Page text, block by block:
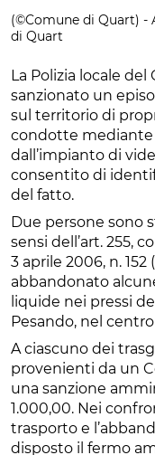
(©Comune di Quart)
di Quart
La Polizia locale
sanzionato un
sul territorio di
condotte mediante
dall’impianto di
consentito di
del fatto.
Due persone sono
sensi dell’art. 255,
3 aprile 2006, n.
abbandonato
liquide nei pressi
Pesando, nel
A ciascuno dei
provenienti da un
una sanzione
1.000,00. Nei
trasporto e
disposto il fermo